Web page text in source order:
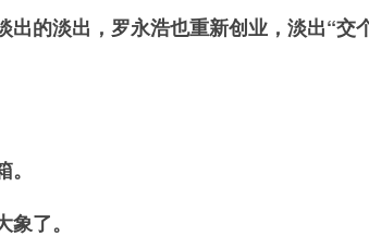
出的淡出，罗永浩也重新创业，淡出“交
了。